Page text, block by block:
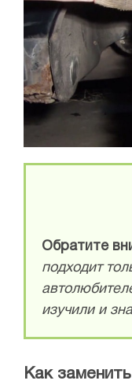
Обратите
подходит
изучили и
Как